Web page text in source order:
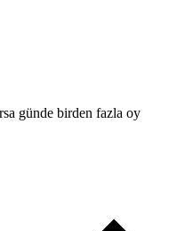
günde birden fazla oy